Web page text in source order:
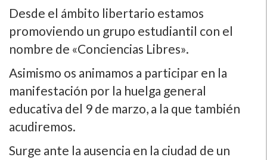
Desde el ámbito libertario estamos
promoviendo un grupo estudiantil con el
nombre de «Conciencias Libres».
Asimismo os animamos a participar en la
manifestación por la huelga general
educativa del 9 de marzo, a la que también
acudiremos.
Surge ante la ausencia en la ciudad de un